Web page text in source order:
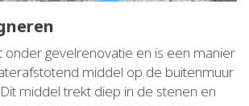
onder gevelrenovatie en is een manier
middel op de buitenmuur
middel trekt diep in de stenen en